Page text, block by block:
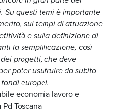
Su questi temi è importante
sui tempi di attuazione
e sulla definizione di
la semplificazione, così
progetti, che deve
poter usufruire da subito
dei fondi europei.
economia lavoro e
Toscana